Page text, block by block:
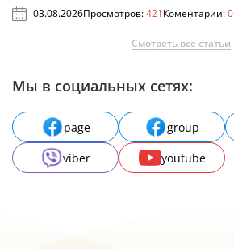
03.08.2026Просмотров:421Коментарии:0
Смотреть все статьи
Мы в социальных сетях:
page group
viber
youtube